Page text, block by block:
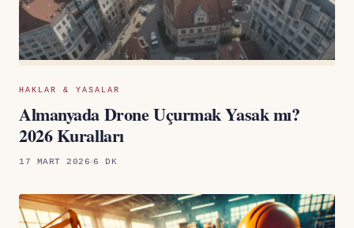
HAKLAR & YASALAR
Almanyada Drone Uçurmak Yasak mı?
2026 Kuralları
17 MART 2026 6 DK